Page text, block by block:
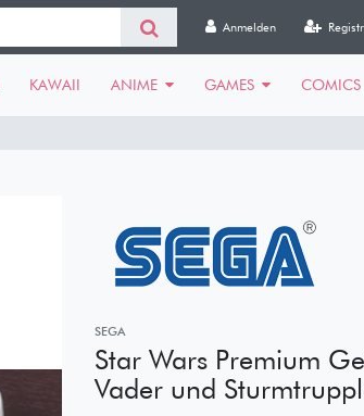
Anmelden
KAWAII ANIME GAMES
SEGA
Star Wars Premium
Vader und